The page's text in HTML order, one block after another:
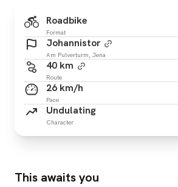
Roadbike
Format
Johannistor
Am Pulverturm, Jena
40 km
Route
26 km/h
Pace
Undulating
Character
This awaits you